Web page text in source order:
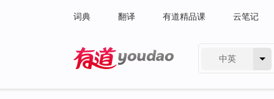
词典 翻译 有道精品课 云笔记
中英